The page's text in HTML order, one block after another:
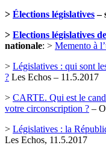
> Élections législatives–
> Elections législatives
nationale: > Memento à
> Législatives : qui sont
? Les Echos – 11.5.2017
> CARTE. Qui est le
votre circonscription ? –
> Législatives : la
Les Echos, 11.5.2017